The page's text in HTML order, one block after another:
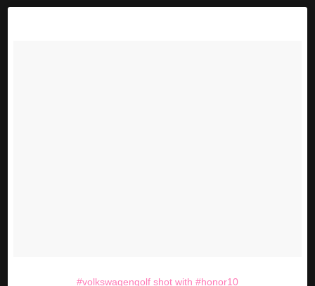
#volkswagengolf shot with #honor10